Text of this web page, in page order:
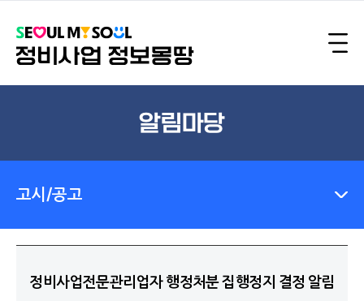
알림마당
고시/공고
정비사업전문관리업자 행정처분 집행정지 결정 알림